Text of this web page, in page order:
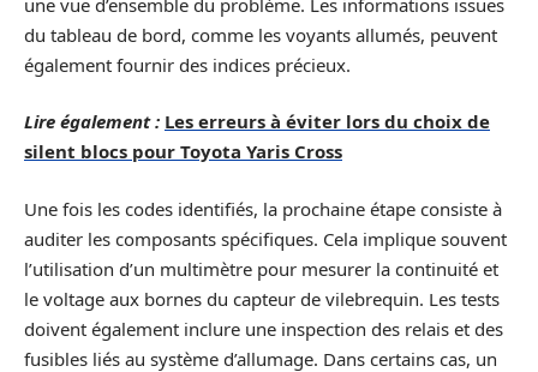
du tableau de bord, comme les voyants allumés, peuvent
également fournir des indices précieux.
Lire également : Les erreurs à éviter lors du choix de
silent blocs pour Toyota Yaris Cross
Une fois les codes identifiés, la prochaine étape consiste à
auditer les composants spécifiques. Cela implique souvent
l’utilisation d’un multimètre pour mesurer la continuité et
le voltage aux bornes du capteur de vilebrequin. Les tests
doivent également inclure une inspection des relais et des
fusibles liés au système d’allumage. Dans certains cas, un